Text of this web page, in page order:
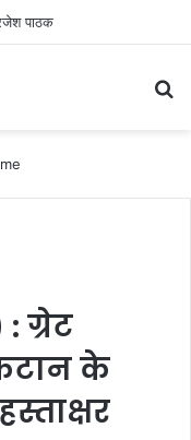
पाठक
ग्रेट
के